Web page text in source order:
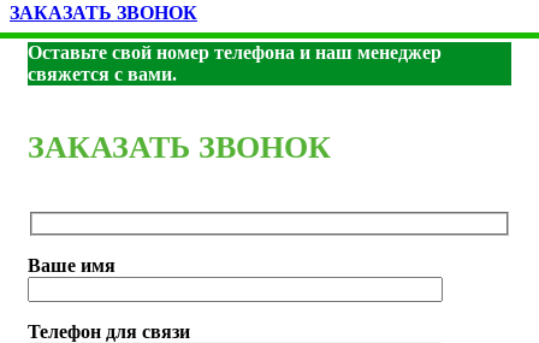
ЗАКАЗАТЬ ЗВОНОК
Оставьте свой номер телефона и наш менеджер
свяжется с вами.
ЗАКАЗАТЬ ЗВОНОК
Ваше имя
Телефон для связи